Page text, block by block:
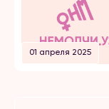
01 апреля 2025